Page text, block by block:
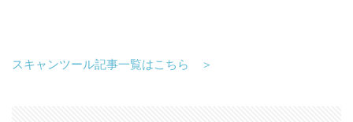
スキャンツール記事一覧はこちら ＞